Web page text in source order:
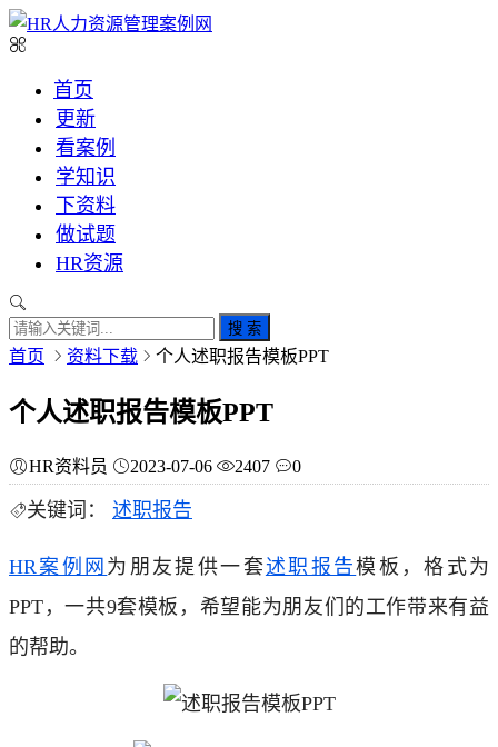
首页
更新
看案例
学知识
下资料
做试题
HR资源
搜 索
首页 资料下载 个人述职报告模板PPT
个人述职报告模板PPT
HR资料员 2023-07-06 2407 0
关键词： 述职报告
HR 案例网 为朋友提供一套述职报告模板，格式为
PPT，一共9套模板，希望能为朋友们的工作带来有益
的帮助。